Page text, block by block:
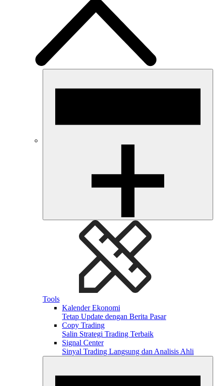
Tools
Kalender Ekonomi
Tetap Update dengan Berita Pasar
Copy Trading
Salin Strategi Trading Terbaik
Signal Center
Sinyal Trading Langsung dan Analisis Ahli